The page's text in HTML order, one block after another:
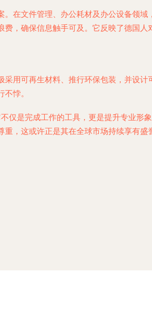
在文件管理、办公耗材及办公设备领
，确保信息触手可及。它反映了德国
用可再生材料、推行环保包装，并设
悖。
是完成工作的工具，更是提升专业形
，这或许正是其在全球市场持续享有盛